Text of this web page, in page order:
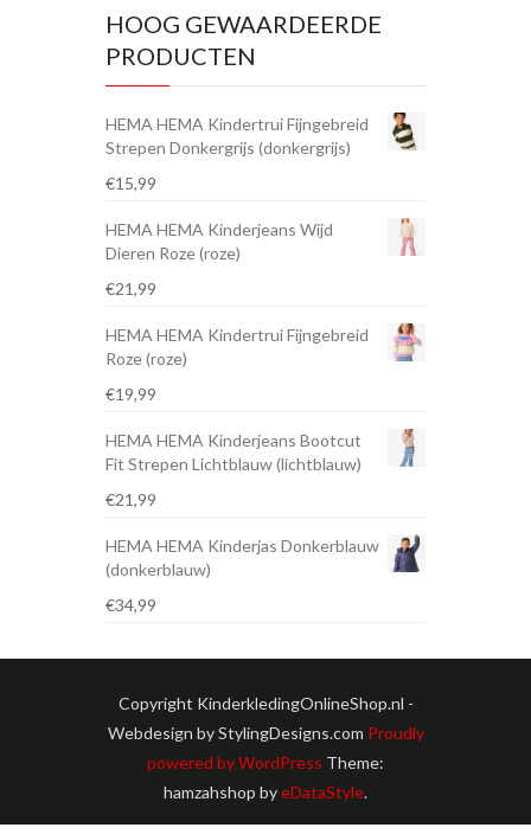
HOOG GEWAARDEERDE
PRODUCTEN
HEMA HEMA Kindertrui Fijngebreid
Strepen Donkergrijs (donkergrijs)
€15,99
HEMA HEMA Kinderjeans Wijd
Dieren Roze (roze)
€21,99
HEMA HEMA Kindertrui Fijngebreid
Roze (roze)
€19,99
HEMA HEMA Kinderjeans Bootcut
Fit Strepen Lichtblauw (lichtblauw)
€21,99
HEMA HEMA Kinderjas Donkerblauw
(donkerblauw)
€34,99
Copyright KinderkledingOnlineShop.nl -
Webdesign by StylingDesigns.com Proudly
powered by WordPress
hamzahshop byeDataStyle.